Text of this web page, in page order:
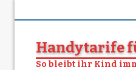
Handytarife
So bleibt ihr Kind